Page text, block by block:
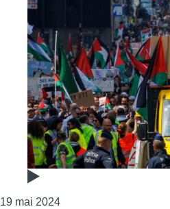
19 mai 2024Consulter l'article